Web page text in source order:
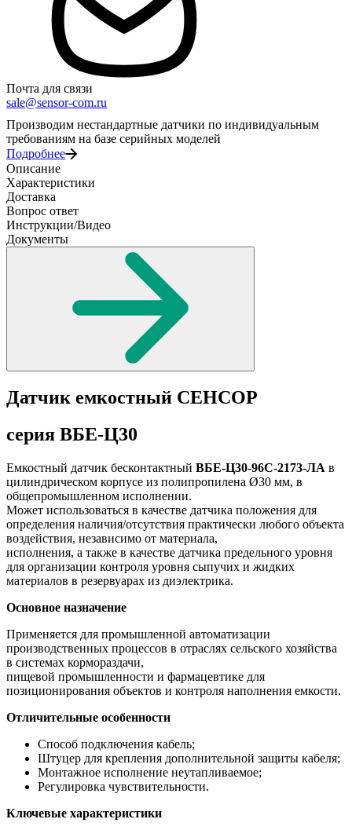
Почта для связи
sale@sensor-com.ru
Производим нестандартные датчики по индивидуальным
требованиям на базе серийных моделей
Подробнее
Описание
Характеристики
Доставка
Вопрос ответ
Инструкции/Видео
Документы
Датчик емкостный СЕНСОР
серия ВБЕ-Ц30
Емкостный датчик бесконтактный ВБЕ-Ц30-96С-2173-ЛА в
цилиндрическом корпусе из полипропилена Ø30 мм, в
общепромышленном исполнении.
Может использоваться в качестве датчика положения для
определения наличия/отсутствия практически любого объекта
воздействия, независимо от материала,
исполнения, а также в качестве датчика предельного уровня
для организации контроля уровня сыпучих и жидких
материалов в резервуарах из диэлектрика.
Основное назначение
Применяется для промышленной автоматизации
производственных процессов в отраслях сельского хозяйства
в системах кормораздачи,
пищевой промышленности и фармацевтике для
позиционирования объектов и контроля наполнения емкости.
Отличительные особенности
Способ подключения кабель;
Штуцер для крепления дополнительной защиты кабеля;
Монтажное исполнение неутапливаемое;
Регулировка чувствительности.
Ключевые характеристики